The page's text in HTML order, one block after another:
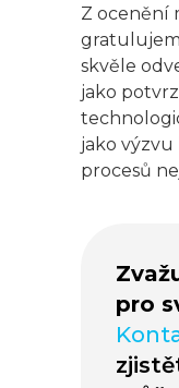
Z ocenění
skvěle
jako
jako
procesů
pro